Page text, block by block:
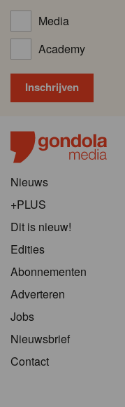
Media
Academy
Nieuws
+PLUS
Dit is nieuw!
Edities
Abonnementen
Adverteren
Jobs
Nieuwsbrief
Contact